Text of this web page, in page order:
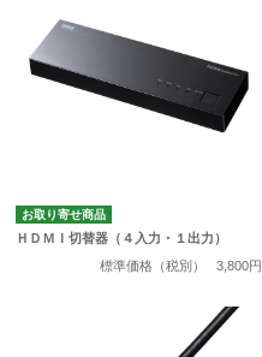
お取り寄せ商品
ＨＤＭＩ切替器（４入力・１出力）
標準価格（税別）
3,800円